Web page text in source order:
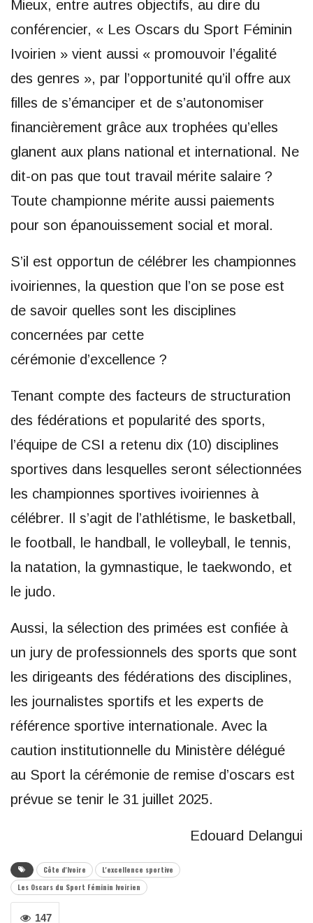
Mieux, entre autres objectifs, au dire du
conférencier, « Les Oscars du Sport Féminin
Ivoirien » vient aussi « promouvoir l’égalité
des genres », par l’opportunité qu’il offre aux
filles de s’émanciper et de s’autonomiser
financièrement grâce aux trophées qu’elles
glanent aux plans national et international. Ne
dit-on pas que tout travail mérite salaire ?
Toute championne mérite aussi paiements
pour son épanouissement social et moral.
S’il est opportun de célébrer les championnes
ivoiriennes, la question que l’on se pose est
de savoir quelles sont les disciplines
concernées par cette
cérémonie d’excellence ?
Tenant compte des facteurs de structuration
des fédérations et popularité des sports,
l’équipe de CSI a retenu dix (10) disciplines
sportives dans lesquelles seront sélectionnées
les championnes sportives ivoiriennes à
célébrer. Il s’agit de l’athlétisme, le basketball,
le football, le handball, le volleyball, le tennis,
la natation, la gymnastique, le taekwondo, et
le judo.
Aussi, la sélection des primées est confiée à
un jury de professionnels des sports que sont
les dirigeants des fédérations des disciplines,
les journalistes sportifs et les experts de
référence sportive internationale. Avec la
caution institutionnelle du Ministère délégué
au Sport la cérémonie de remise d’oscars est
prévue se tenir le 31 juillet 2025.
Edouard Delangui
Côte d'Ivoire
L'excellence sportive
Les Oscars du Sport Féminin Ivoirien
147